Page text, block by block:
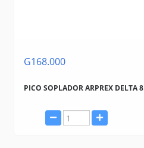
G168.000
PICO SOPLADOR ARPREX DELTA 8